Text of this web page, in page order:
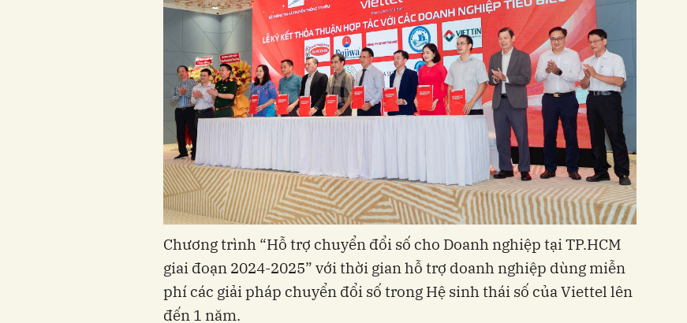
Chương trình “Hỗ trợ chuyển đổi số cho Doanh nghiệp tại TP.HCM
giai đoạn 2024-2025” với thời gian hỗ trợ doanh nghiệp dùng miễn
phí các giải pháp chuyển đổi số trong Hệ sinh thái số của Viettel lên
đến 1 năm.